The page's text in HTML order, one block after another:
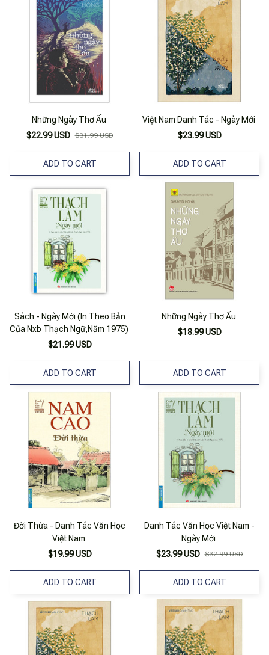
Những Ngày Thơ Ấu
$22.99 USD $31.99 USD
ADD TO CART
Việt Nam Danh Tác - Ngày Mới
$23.99 USD
ADD TO CART
Sách - Ngày Mới (In Theo Bản
Của Nxb Thạch Ngữ,Năm 1975)
$21.99 USD
ADD TO CART
Những Ngày Thơ Ấu
$18.99 USD
ADD TO CART
Đời Thừa - Danh Tác Văn Học
Việt Nam
$19.99 USD
ADD TO CART
Danh Tác Văn Học Việt Nam -
Ngày Mới
$23.99 USD $32.99 USD
ADD TO CART